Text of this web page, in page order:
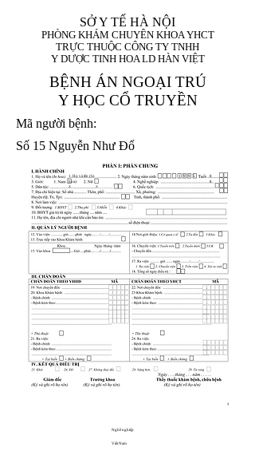
SỞ Y TẾ HÀ NỘI
PHÒNG KHÁM CHUYÊN KHOA YHCT
TRỰC THUỘC CÔNG TY TNHH
Y DƯỢC TINH HOA LD HÀN VIỆT
BỆNH ÁN NGOẠI TRÚ
Y HỌC CỔ TRUYỀN
Mã người bệnh:
Số 15 Nguyễn Như Đổ
1. Họ và tên (In
hoa):
1 9 9 5
8
8
X
X
Nghề nghiệp
Việt Nam